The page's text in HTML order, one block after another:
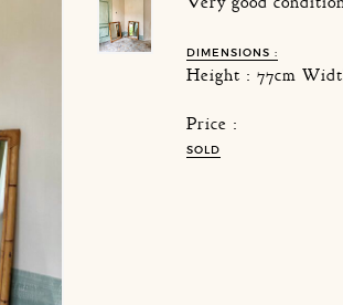
DIMENSIONS :
Height : 77cm
Price :
SOLD